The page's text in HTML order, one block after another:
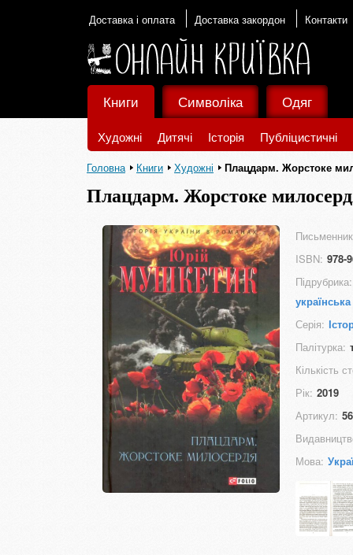
Доставка і оплата Доставка закордон Контакти
Книги
Художні Дитячі Історія Публіцистичні
Символіка Одяг
Головна Книги Художні Плацдарм. Жорстоке
Плацдарм. Жорстоке
ISBN: 978-
Підрубрика:
українська
Серія:
Палітурка:
Кількість
Рік: 2019
Артикул:
Мова: